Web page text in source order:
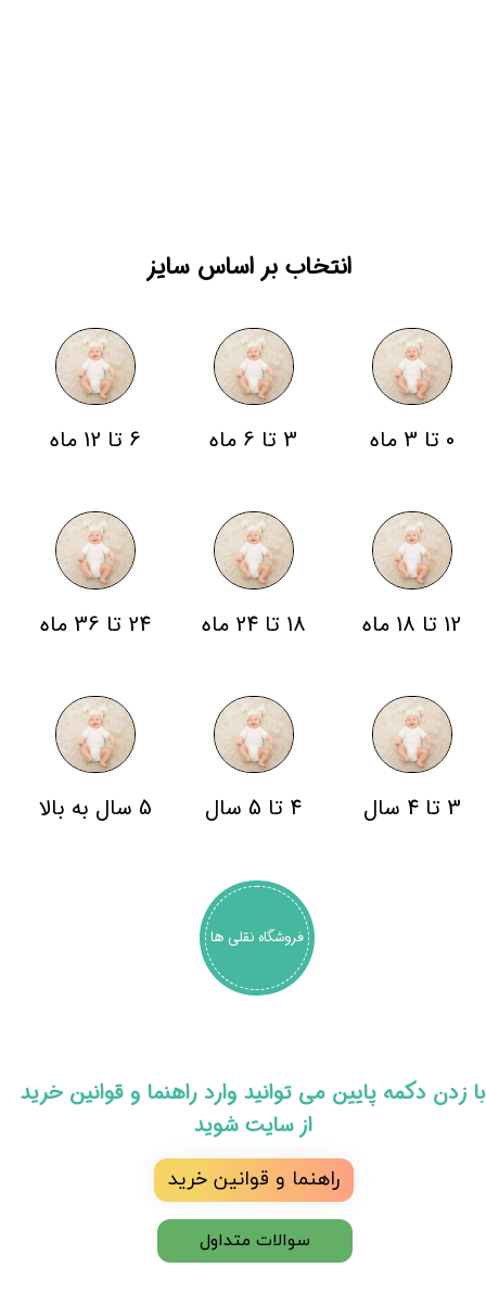
0 تا 3 ماه 3 تا 6 ماه 6 تا 12 ماه
12 تا 18 ماه 18 تا 24 ماه 24 تا 36 ماه
3 تا 4 سال 4 تا 5 سال 5 سال به بالا
انتخاب بر اساس سایز
فروشگاه نقلی ها
​​با زدن دکمه پایین می توانید وارد راهنما و قوانین خرید
از سایت شوید
راهنما و قوانین خرید
سوالات متداول